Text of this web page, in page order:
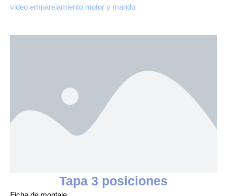
video emparejamiento motor y mando
Tapa 3 posiciones